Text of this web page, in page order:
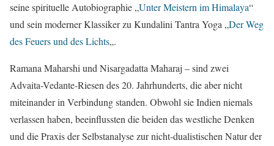
seine spirituelle Autobiographie „Unter Meistern im Himalaya“
und sein moderner Klassiker zu Kundalini Tantra Yoga „Der Weg
des Feuers und des Lichts„.
Ramana Maharshi und Nisargadatta Maharaj – sind zwei
Advaita-Vedante-Riesen des 20. Jahrhunderts, die aber nicht
miteinander in Verbindung standen. Obwohl sie Indien niemals
verlassen haben, beeinflussten die beiden das westliche Denken
und die Praxis der Selbstanalyse zur nicht-dualistischen Natur der